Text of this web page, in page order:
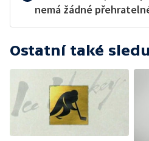
nemá žádné
Ostatní také